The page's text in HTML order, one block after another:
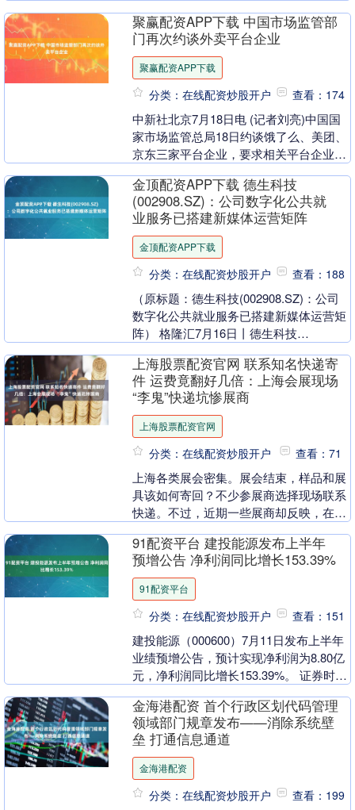
新引领者”为....
聚赢配资APP下载 中国市场监管部
门再次约谈外卖平台企业
聚赢配资APP下载
分类：在线配资炒股开户 查看：174
中新社北京7月18日电 (记者刘亮)中国国
家市场监管总局18日约谈饿了么、美团、
京东三家平台企业，要求相关平台企业严
《中华人民....
金顶配资APP下载 德生科技
(002908.SZ)：公司数字化公共就
业服务已搭建新媒体运营矩阵
金顶配资APP下载
分类：在线配资炒股开户 查看：188
（原标题：德生科技(002908.SZ)：公司
数字化公共就业服务已搭建新媒体运营矩
阵） 格隆汇7月16日丨德生科技
字....
上海股票配资官网 联系知名快递寄
件 运费竟翻好几倍：上海会展现场
“李鬼”快递坑惨展商
上海股票配资官网
分类：在线配资炒股开户 查看：71
上海各类展会密集。展会结束，样品和展
具该如何寄回？不少参展商选择现场联系
快递。不过，近期一些展商却反映，在这
鬼”快递名片，寄....
91配资平台 建投能源发布上半年
预增公告 净利润同比增长153.39%
91配资平台
分类：在线配资炒股开户 查看：151
建投能源（000600）7月11日发布上半年
业绩预增公告，预计实现净利润为8.80亿
元，净利润同比增长153.39%。 证券时报
金海港配资 首个行政区划代码管理
领域部门规章发布——消除系统壁
垒 打通信息通道
金海港配资
分类：在线配资炒股开户 查看：199